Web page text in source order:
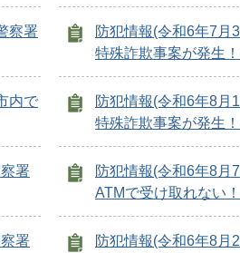
察署
防犯情報(令和6年7月
特殊詐欺事案が発生
内で
防犯情報(令和6年8月
特殊詐欺事案が発生
署
防犯情報(令和6年8月
ATMで受け取れない
署
防犯情報(令和6年8月